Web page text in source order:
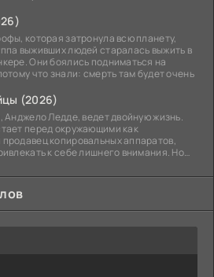
которая затронула всю планету,
выживших людей старалась выжить в
Они боялись подниматься на
что знали: смерть там будет очень
(2026)
Анджело Ледде, ведет двойную жизнь.
перед окружающими как
копировальных аппаратов,
к себе лишнего внимания. Но